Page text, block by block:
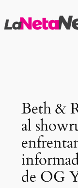
al
Beth &
al
de OG